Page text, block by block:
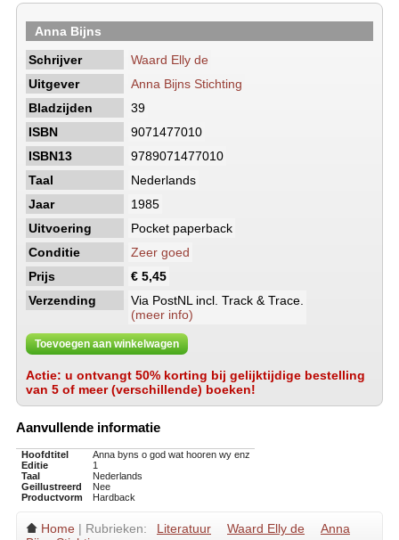
Anna Bijns
Schrijver
Waard Elly de
Uitgever
Anna Bijns Stichting
Bladzijden
39
ISBN
9071477010
ISBN13
9789071477010
Taal
Nederlands
Jaar
1985
Uitvoering
Pocket paperback
Conditie
Zeer goed
Prijs
€ 5,45
Verzending
Via PostNL incl. Track & Trace.
(meer info)
Toevoegen aan winkelwagen
Actie: u ontvangt 50% korting bij gelijktijdige bestelling
van 5 of meer (verschillende) boeken!
Aanvullende informatie
Hoofdtitel
Anna byns o god wat hooren wy enz
Editie
1
Taal
Nederlands
Geillustreerd
Nee
Productvorm
Hardback
Home | Rubrieken: Literatuur Waard Elly de
Anna